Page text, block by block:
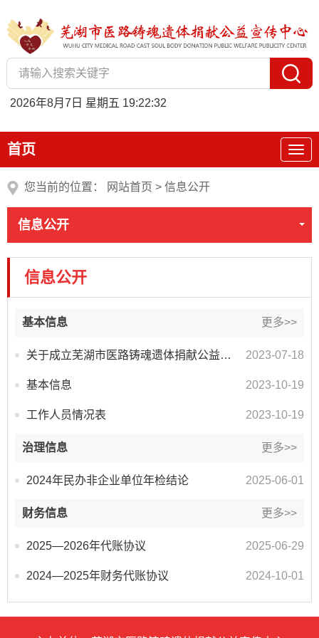
2026年8月7日 星期五 19:22:32
首页
您当前的位置： 网站首页 > 信息公开
信息公开
信息公开
基本信息 更多>>
关于成立芜湖市医路铸魂遗体捐献公益宣传中心批复 2023-07-18
基本信息 2023-10-19
工作人员情况表 2023-10-19
治理信息 更多>>
2024年民办非企业单位年检结论 2025-06-01
财务信息 更多>>
2025—2026年代账协议 2025-06-29
2024—2025年财务代账协议 2024-10-01